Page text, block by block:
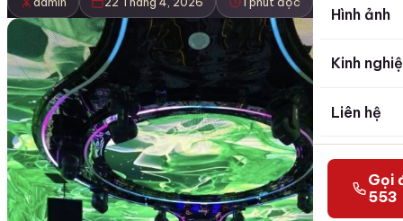
Hình ảnh
Kinh
Liên hệ
Gọi
553